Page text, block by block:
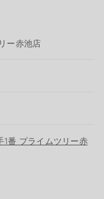
ー赤池店
1番 プライムツリー赤